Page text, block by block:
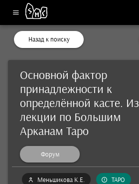
Назад к поиску
Основной фактор
принадлежности к
определённой касте. Из
лекции по Большим
Арканам Таро
Форум
Меньшикова К.Е. ТАРО